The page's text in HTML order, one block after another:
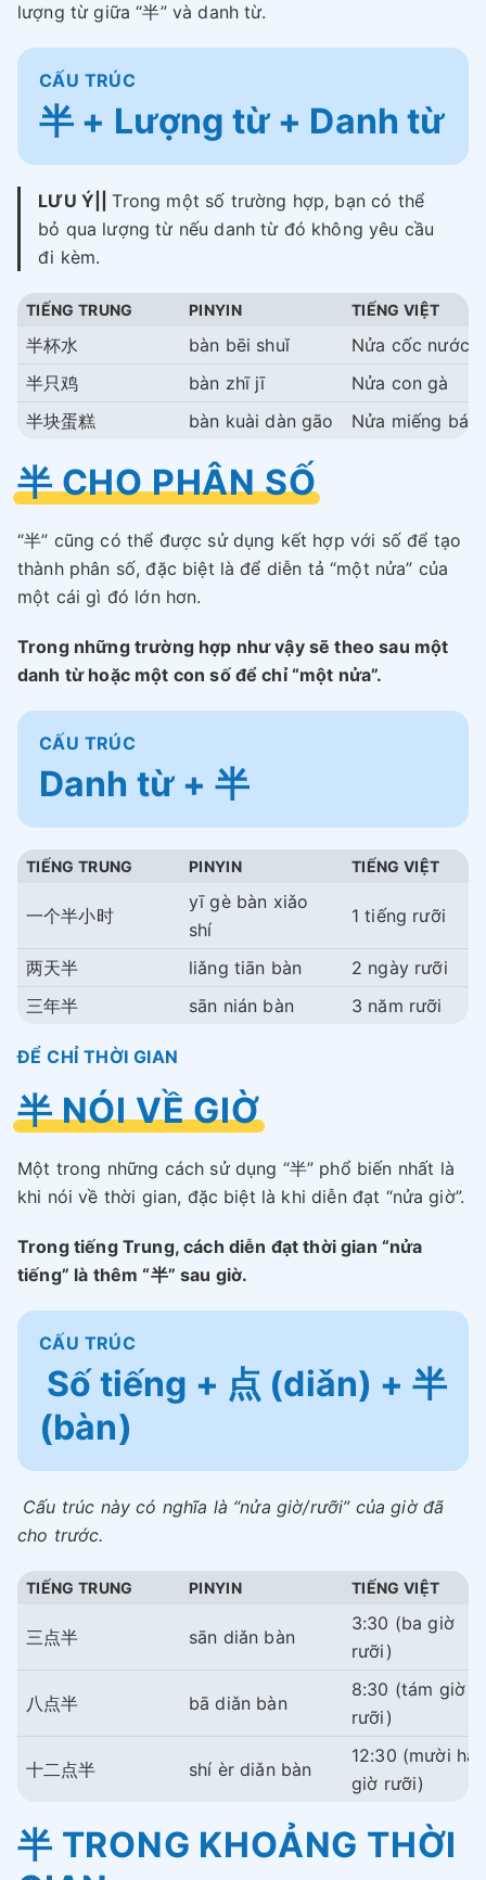
lượng từ giữa “半” và danh từ.
CẤU TRÚC
半 + Lượng từ + Danh từ
LƯU Ý||Trong một số trường hợp, bạn có thể
bỏ qua lượng từ nếu danh từ đó không yêu cầu
đi kèm.
TIẾNG TRUNG PINYIN TIẾNG VIỆT
半杯水 bàn bēi shuǐ
Nửa cốc nước
半只鸡
bàn zhī jī
Nửa con gà
半块蛋糕
bàn kuài dàn gāo Nửa miếng
半 CHO PHÂN SỐ
“半” cũng có thể được sử dụng kết hợp với số để tạo
thành phân số, đặc biệt là để diễn tả “một nửa” của
một cái gì đó lớn hơn.
Trong những trường hợp như vậy sẽ theo sau một
danh từ hoặc một con số để chỉ “một nửa”.
CẤU TRÚC
Danh từ + 半
TIẾNG TRUNG PINYIN TIẾNG VIỆT
一个半小时
yī gè bàn xiǎo
shí
1 tiếng rưỡi
两天半 liǎng tiān bàn
2 ngày rưỡi
三年半
sān nián bàn 3 năm rưỡi
ĐỂ CHỈ THỜI GIAN
半 NÓI VỀ GIỜ
Một trong những cách sử dụng “半” phổ biến nhất là
khi nói về thời gian, đặc biệt là khi diễn đạt “nửa giờ”.
Trong tiếng Trung, cách diễn đạt thời gian “nửa
tiếng” là thêm “半” sau giờ.
CẤU TRÚC
Số tiếng + 点 (diǎn) + 半
(bàn)
Cấu trúc này có nghĩa là “nửa giờ/rưỡi” của giờ đã
cho trước.
TIẾNG TRUNG PINYIN TIẾNG VIỆT
三点半 sān diǎn bàn
3:30 (ba giờ
rưỡi)
八点半 bā diǎn bàn
8:30 (tám giờ
rưỡi)
十二点半 shí èr diǎn bàn
12:30 (mười hai
giờ rưỡi)
半 TRONG KHOẢNG THỜI